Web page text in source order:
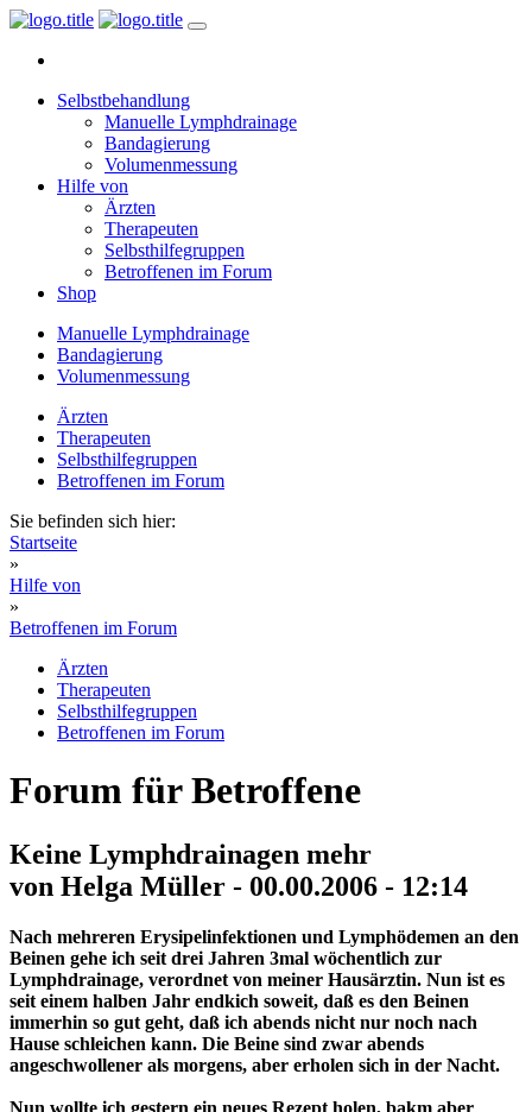
Selbstbehandlung
Manuelle Lymphdrainage
Bandagierung
Volumenmessung
Hilfe von
Ärzten
Therapeuten
Selbsthilfegruppen
Betroffenen im Forum
Shop
Manuelle Lymphdrainage
Bandagierung
Volumenmessung
Ärzten
Therapeuten
Selbsthilfegruppen
Betroffenen im Forum
Sie befinden sich hier:
Startseite
»
Hilfe von
»
Betroffenen im Forum
Ärzten
Therapeuten
Selbsthilfegruppen
Betroffenen im Forum
Forum für Betroffene
Keine Lymphdrainagen mehr
von Helga Müller - 00.00.2006 - 12:14
Nach mehreren Erysipelinfektionen und Lymphödemen an den
Beinen gehe ich seit drei Jahren 3mal wöchentlich zur
Lymphdrainage, verordnet von meiner Hausärztin. Nun ist es
seit einem halben Jahr endkich soweit, daß es den Beinen
immerhin so gut geht, daß ich abends nicht nur noch nach
Hause schleichen kann. Die Beine sind zwar abends
angeschwollener als morgens, aber erholen sich in der Nacht.
Nun wollte ich gestern ein neues Rezept holen, bakm aber